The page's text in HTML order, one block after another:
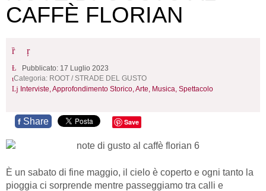
CAFFÈ FLORIAN
Pubblicato: 17 Luglio 2023
Categoria: ROOT /STRADE DEL GUSTO
Interviste,Approfondimento Storico,Arte, Musica, Spettacolo
f Share Save
È un sabato di fine maggio, il cielo è coperto e ogni tanto la
pioggia ci sorprende mentre passeggiamo tra calli e